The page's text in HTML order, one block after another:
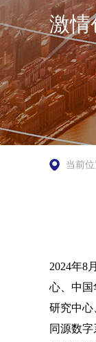
激情
当前
2024年8
心、中国
研究中心
同源数